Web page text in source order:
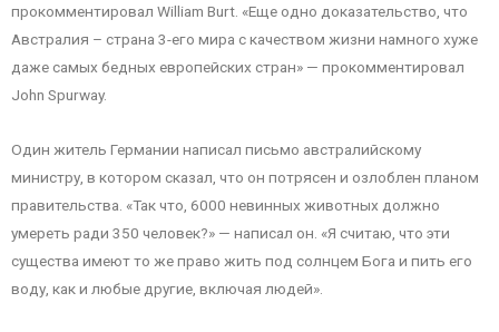
прокомментировал William Burt. «Еще одно доказательство, что
Австралия – страна 3-его мира с качеством жизни намного хуже
даже самых бедных европейских стран» — прокомментировал
John Spurway.
Один житель Германии написал письмо австралийскому
министру, в котором сказал, что он потрясен и озлоблен планом
правительства. «Так что, 6000 невинных животных должно
умереть ради 350 человек?» — написал он. «Я считаю, что эти
существа имеют то же право жить под солнцем Бога и пить его
воду, как и любые другие, включая людей».